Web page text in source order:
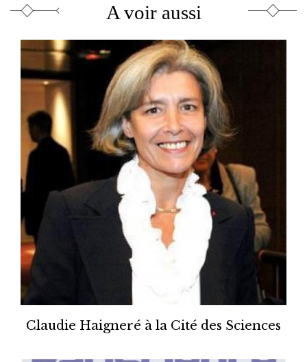
A voir aussi
Claudie Haigneré à la Cité des Sciences